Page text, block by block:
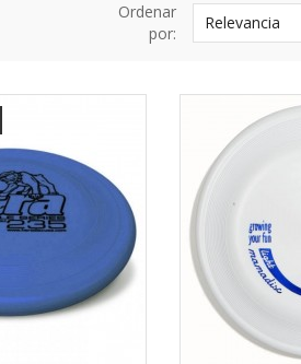
Ordenar
por:
Relevancia